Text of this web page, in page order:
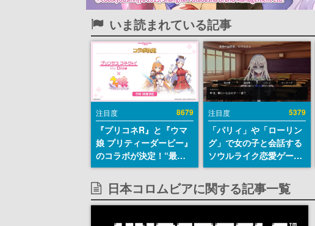
いま読まれている記事
注目度 8679
『プリコネR』と『ウマ
娘 プリティーダービー』
のコラボが決定！“最大
170連無料”の8.5周年キ
ャンペーンなども発表
注目度 5379
「パリィ」や「ローリン
グ」で女の子と会話する
ソウルライク恋愛ゲーム
『小早川さんはソウルラ
イク』無料公開。返事に
失敗すると「YOU
DIED」
日本コロムビアに関する記事一覧